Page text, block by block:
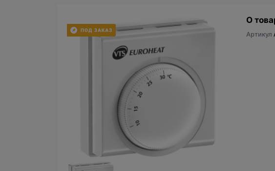
О
Артикул